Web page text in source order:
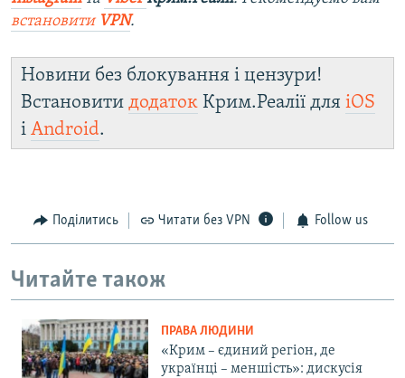
встановити VPN.
Новини без блокування і цензури!
Встановити додаток Крим.Реалії для iOS
і Android.
Поділитись Читати без VPN Follow us
Читайте також
ПРАВА ЛЮДИНИ
«Крим – єдиний регіон, де
українці – меншість»: дискусія